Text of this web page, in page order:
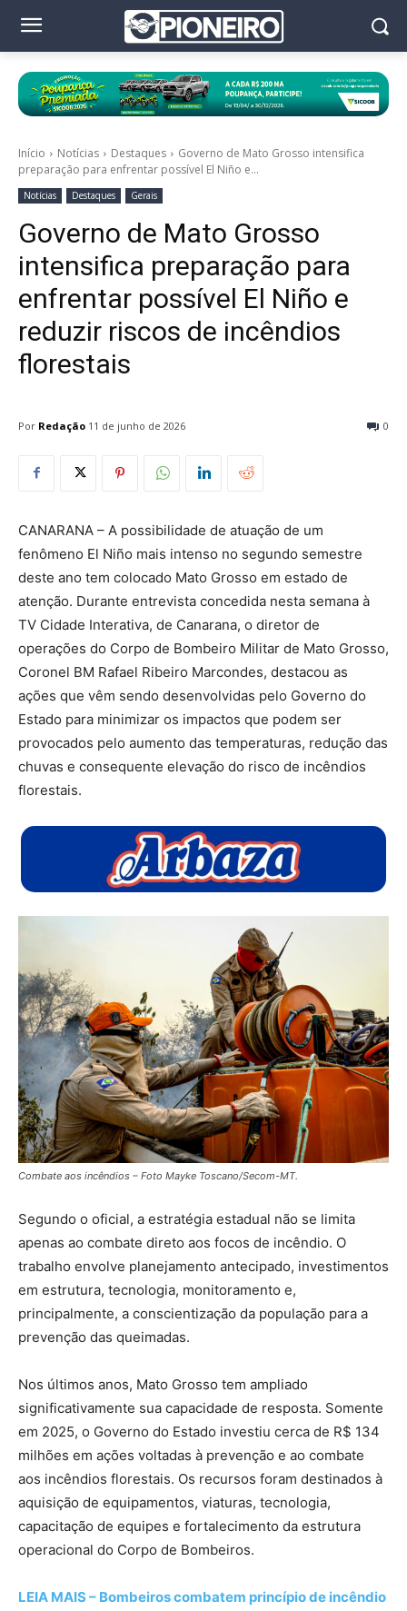
Início Notícias Destaques
Governo de Mato Grosso intensifica
preparação para enfrentar possível El Niño e...
Notícias Destaques Gerais
Governo de Mato Grosso
intensifica preparação para
enfrentar possível El Niño e
reduzir riscos de incêndios
florestais
Por Redação 0
11 de junho de 2026
CANARANA – A possibilidade de atuação de um
fenômeno El Niño mais intenso no segundo semestre
deste ano tem colocado Mato Grosso em estado de
atenção. Durante entrevista concedida nesta semana à
TV Cidade Interativa, de Canarana, o diretor de
operações do Corpo de Bombeiro Militar de Mato Grosso,
Coronel BM Rafael Ribeiro Marcondes, destacou as
ações que vêm sendo desenvolvidas pelo Governo do
Estado para minimizar os impactos que podem ser
provocados pelo aumento das temperaturas, redução das
chuvas e consequente elevação do risco de incêndios
florestais.
Combate aos incêndios – Foto Mayke Toscano/Secom-MT.
Segundo o oficial, a estratégia estadual não se limita
apenas ao combate direto aos focos de incêndio. O
trabalho envolve planejamento antecipado, investimentos
em estrutura, tecnologia, monitoramento e,
principalmente, a conscientização da população para a
prevenção das queimadas.
Nos últimos anos, Mato Grosso tem ampliado
significativamente sua capacidade de resposta. Somente
em 2025, o Governo do Estado investiu cerca de R$ 134
milhões em ações voltadas à prevenção e ao combate
aos incêndios florestais. Os recursos foram destinados à
aquisição de equipamentos, viaturas, tecnologia,
capacitação de equipes e fortalecimento da estrutura
operacional do Corpo de Bombeiros.
LEIA MAIS – Bombeiros combatem princípio de incêndio